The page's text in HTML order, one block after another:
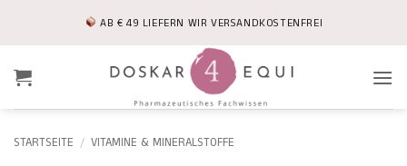
AB € 49 LIEFERN WIR VERSANDKOSTENFREI
STARTSEITE / VITAMINE & MINERALSTOFFE